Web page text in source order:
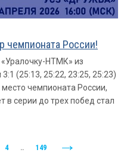
чемпионата России!
НТМК» из
(25:13, 25:22, 23:25, 25:23)
чемпионата России,
в серии до трех побед стал
4 .. 149